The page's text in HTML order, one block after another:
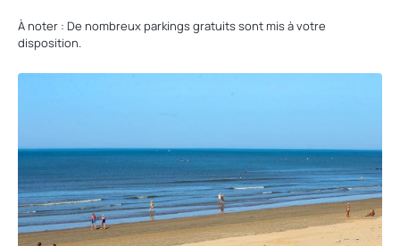
À noter : De nombreux parkings gratuits sont mis à votre
disposition.